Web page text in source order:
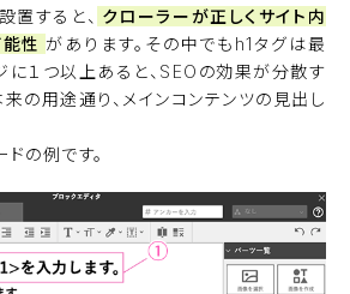
置すると、 クローラーが正しくサイト内
性 があります。その中でもh1タグは最
に１つ以上あると、SEOの効果が分散す
の用途通り、メインコンテンツの見出し
の例です。